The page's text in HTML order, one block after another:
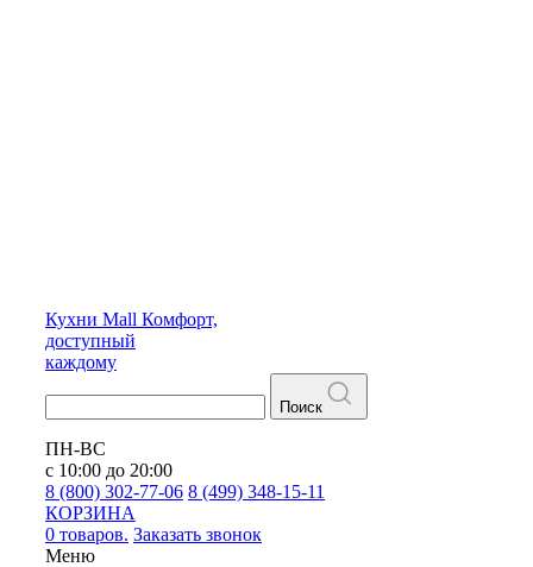
Кухни Mall Комфорт,
доступный
каждому
Поиск
ПН-ВС
с 10:00 до 20:00
8 (800) 302-77-06 8 (499) 348-15-11
КОРЗИНА
0 товаров. Заказать звонок
Меню